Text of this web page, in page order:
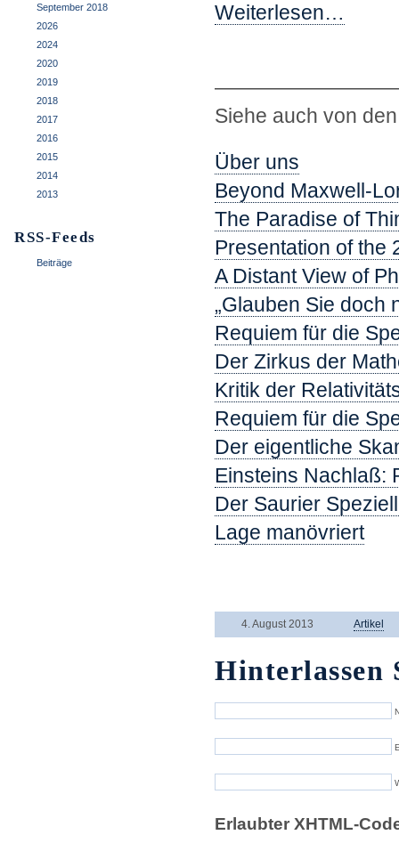
September 2018
2026
2024
2020
2019
2018
2017
2016
2015
2014
2013
RSS-Feeds
Beiträge
Weiterlesen…
Siehe auch von
Über uns
Beyond Maxwell-
The Paradise of
Presentation of the
A Distant View of
„Glauben Sie doch
Requiem für die
Der Zirkus der
Kritik der
Requiem für die
Der eigentliche
Einsteins Nachlaß:
Der Saurier
Lage manövriert
4. August 2013 Artikel
Hinterlassen
Erlaubter XHTML-